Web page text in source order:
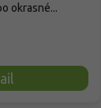
okrasné...